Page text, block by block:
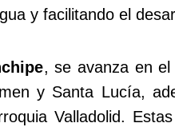
y facilitando el
, se avanza en el
y Santa Lucía,
Valladolid.